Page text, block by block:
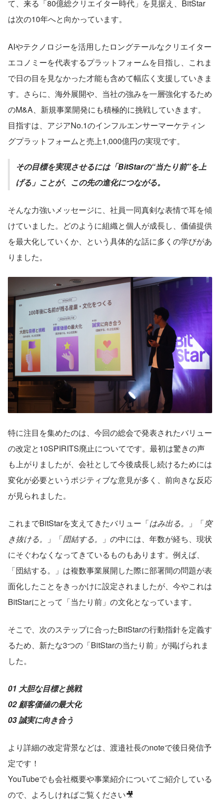
て、来る「80億総クリエイター時代」を見据え、BitStar
は次の10年へと向かっています。
AIやテクノロジーを活用したロングテールなクリエイター
エコノミーを代表するプラットフォームを目指し、これま
で日の目を見なかった才能も含めて幅広く支援していきま
す。さらに、海外展開や、当社の強みを一層強化するため
のM&A、新規事業開発にも積極的に挑戦していきます。
目指すは、アジアNo.1のインフルエンサーマーケティン
グプラットフォームと売上1,000億円の実現です。
その目標を実現させるには「BitStarの“当たり前”を上
げる」ことが、この先の進化につながる。
そんな力強いメッセージに、社員一同真剣な表情で耳を傾
けていました。どのように組織と個人が成長し、価値提供
を最大化していくか、という具体的な話に多くの学びがあ
りました。
特に注目を集めたのは、今回の総会で発表されたバリュー
の改定と10SPIRITS廃止についてです。最初は驚きの声
も上がりましたが、会社として今後成長し続けるためには
変化が必要というポジティブな意見が多く、前向きな反応
が見られました。
これまでBitStarを支えてきたバリュー「はみ出る。 」「突
き抜ける。
」「団結する。
」の中には、年数が経ち、現状
にそぐわなくなってきているものもあります。例えば、
「団結する。」は複数事業展開した際に部署間の問題が表
面化したことをきっかけに設定されましたが、今やこれは
BitStarにとって「当たり前」の文化となっています。
そこで、次のステップに合ったBitStarの行動指針を定義す
るため、新たな3つの「BitStarの当たり前」が掲げられま
した。
01 大胆な目標と挑戦
02 顧客価値の最大化
03 誠実に向き合う
より詳細の改定背景などは、渡邉社長のnoteで後日発信予
定です！
YouTubeでも会社概要や事業紹介についてご紹介している
ので、よろしければご覧ください🎥